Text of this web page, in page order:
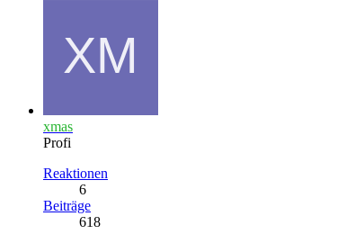
xmas
Profi
Reaktionen
6
Beiträge
618